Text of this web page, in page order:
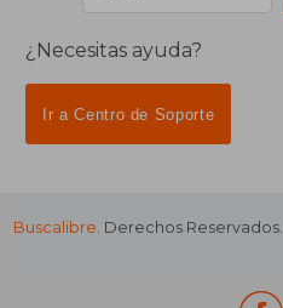
¿Necesitas ayuda?
Ir a Centro de Soporte
Buscalibre. Derechos Reservados.